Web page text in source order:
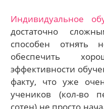
Индивидуальное
достаточно
способен
обеспечить
эффективности
факту, что уже
учеников (кол-во
сотен) не просто